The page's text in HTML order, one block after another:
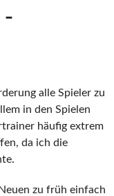
alle Spieler zu
in den Spielen
häufig extrem
da ich die
zu früh einfach